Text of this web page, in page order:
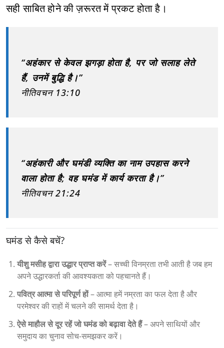
सही साबित होने की ज़रूरत में प्रकट होता है।
“अहंकार से केवल झगड़ा होता है, पर जो सलाह लेते
हैं, उनमें बुद्धि है।”
नीतिवचन 13:10
“अहंकारी और घमंडी व्यक्ति का नाम उपहास करने
वाला होता है; वह घमंड में कार्य करता है।”
नीतिवचन 21:24
घमंड से कैसे बचें?
यीशु मसीह द्वारा उद्धार प्राप्त करें– सच्ची विनम्रता तभी आती है जब हम
अपने उद्धारकर्ता की आवश्यकता को पहचानते हैं।
पवित्र आत्मा से परिपूर्ण हों– आत्मा हमें नम्रता का फल देता है और
परमेश्वर की राहों में चलने की सामर्थ देता है।
ऐसे माहौल से दूर रहें जो घमंड को बढ़ावा देते हैं– अपने साथियों और
समुदाय का चुनाव सोच-समझकर करें।